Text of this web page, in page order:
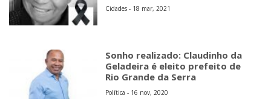
Cidades - 18 mar, 2021
Sonho realizado: Claudinho da
Geladeira é eleito prefeito de
Rio Grande da Serra
Política - 16 nov, 2020